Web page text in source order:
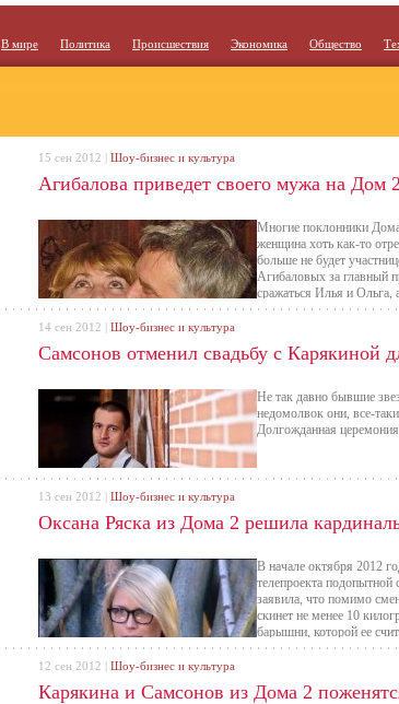
В мире Политика Происшествия Экономика Общество
Агибалова приведет своего мужа на Дом 2
Многие поклонники
женщина хоть как-то
больше не будет
Агибаловых за главный
сражаться Илья и
15 сен 2012 | Шоу-бизнес и культура
Самсонов отменил свадьбу с Карякиной
Не так давно бывшие
недомолвок они, все-
Долгожданная
14 сен 2012 | Шоу-бизнес и культура
Оксана Ряска из Дома 2 решила
В начале октября 2012
телепроекта подопытной
заявила, что помимо
скинет не менее 10
барышни, которой ее
13 сен 2012 | Шоу-бизнес и культура
Карякина и Самсонов из Дома 2
12 сен 2012 | Шоу-бизнес и культура